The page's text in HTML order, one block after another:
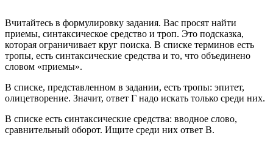
Вчитайтесь в формулировку задания. Вас просят найти
приемы, синтаксическое средство и троп. Это подсказка,
которая ограничивает круг поиска. В списке терминов есть
тропы, есть синтаксические средства и то, что объединено
словом «приемы».
В списке, представленном в задании, есть тропы: эпитет,
олицетворение. Значит, ответ Г надо искать только среди них.
В списке есть синтаксические средства: вводное слово,
сравнительный оборот. Ищите среди них ответ В.